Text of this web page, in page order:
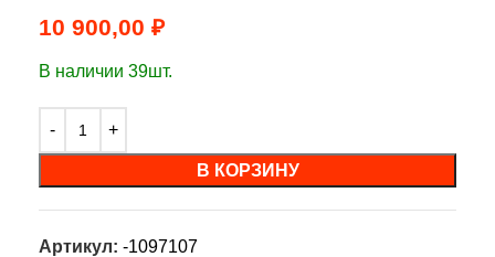
10 900,00 ₽
В наличии 39шт.
В КОРЗИНУ
Артикул: -1097107